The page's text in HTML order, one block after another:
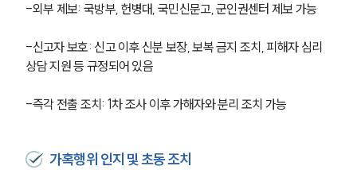
-외부 제보: 국방부, 헌병대, 국민신문고, 군인권센터 제보 가능
-신고자 보호: 신고 이후 신분 보장, 보복 금지 조치, 피해자 심리
상담 지원 등 규정되어 있음
-즉각 전출 조치: 1차 조사 이후 가해자와 분리 조치 가능
가혹행위 인지 및 초동 조치